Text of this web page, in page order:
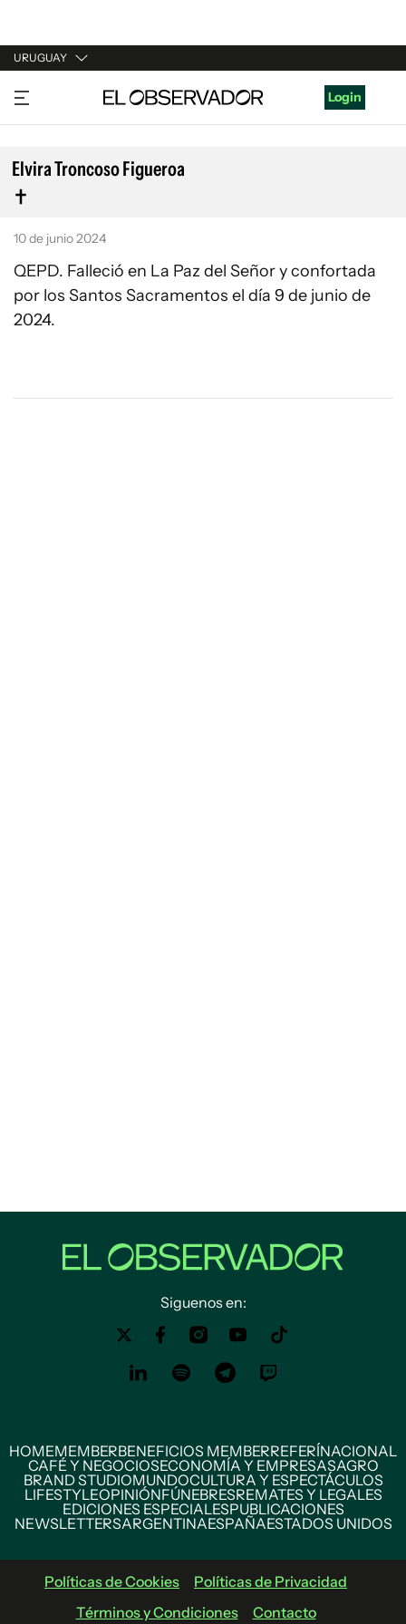
URUGUAY
URUGUAY
ARGENTINA
ESPAÑA
ESTADOS UNIDOS
Login
Elvira Troncoso Figueroa
10 de junio 2024
QEPD. Falleció en La Paz del Señor y confortada
por los Santos Sacramentos el día 9 de junio de
2024.
Siguenos en:
HOMEMEMBERBENEFICIOS MEMBERREFERÍNACIONAL
CAFÉ Y NEGOCIOSECONOMÍA Y EMPRESASAGRO
BRAND STUDIOMUNDOCULTURA Y ESPECTÁCULOS
LIFESTYLEOPINIÓNFÚNEBRESREMATES Y LEGALES
EDICIONES ESPECIALESPUBLICACIONES
NEWSLETTERSARGENTINAESPAÑAESTADOS UNIDOS
Políticas de Cookies
Políticas de Privacidad
Términos y Condiciones
Contacto